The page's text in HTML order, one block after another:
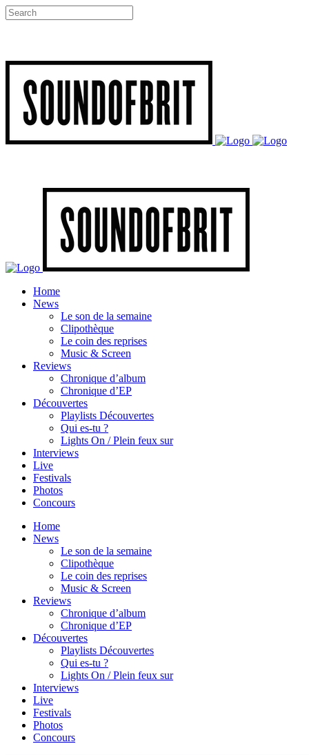
Home
News
Le son de la semaine
Clipothèque
Le coin des reprises
Music & Screen
Reviews
Chronique d’album
Chronique d’EP
Découvertes
Playlists Découvertes
Qui es-tu ?
Lights On / Plein feux sur
Interviews
Live
Festivals
Photos
Concours
Home
News
Le son de la semaine
Clipothèque
Le coin des reprises
Music & Screen
Reviews
Chronique d’album
Chronique d’EP
Découvertes
Playlists Découvertes
Qui es-tu ?
Lights On / Plein feux sur
Interviews
Live
Festivals
Photos
Concours